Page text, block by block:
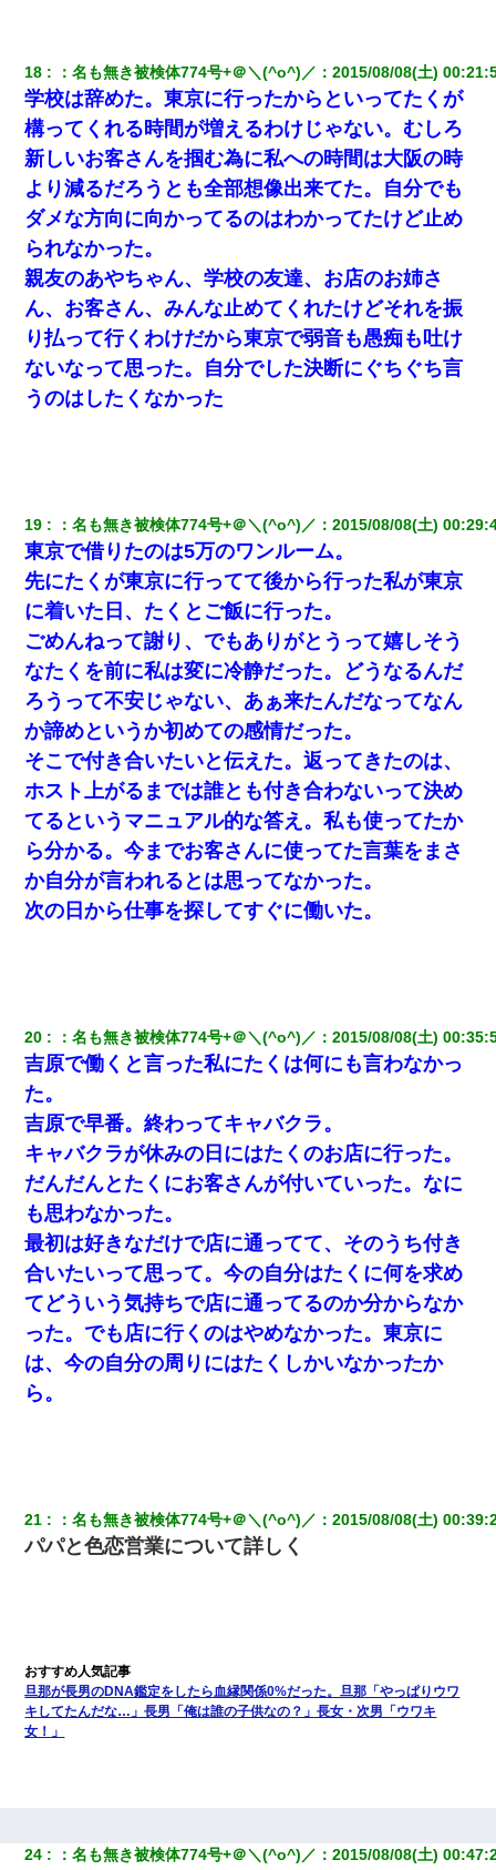
18 ：名も無き被検体774号+＠＼(^o^)／ ：2015/08/08(土)
学校は辞めた。東京に行ったからといってたくが
構ってくれる時間が増えるわけじゃない。むしろ
新しいお客さんを掴む為に私への時間は大阪の時
より減るだろうとも全部想像出来てた。自分でも
ダメな方向に向かってるのはわかってたけど止め
られなかった。
親友のあやちゃん、学校の友達、お店のお姉さ
ん、お客さん、みんな止めてくれたけどそれを振
り払って行くわけだから東京で弱音も愚痴も吐け
ないなって思った。自分でした決断にぐちぐち言
うのはしたくなかった
19 ：名も無き被検体774号+＠＼(^o^)／ ：2015/08/08(土)
東京で借りたのは5万のワンルーム。
先にたくが東京に行ってて後から行った私が東京
に着いた日、たくとご飯に行った。
ごめんねって謝り、でもありがとうって嬉しそう
なたくを前に私は変に冷静だった。どうなるんだ
ろうって不安じゃない、あぁ来たんだなってなん
か諦めというか初めての感情だった。
そこで付き合いたいと伝えた。返ってきたのは、
ホスト上がるまでは誰とも付き合わないって決め
てるというマニュアル的な答え。私も使ってたか
ら分かる。今までお客さんに使ってた言葉をまさ
か自分が言われるとは思ってなかった。
次の日から仕事を探してすぐに働いた。
20 ：名も無き被検体774号+＠＼(^o^)／ ：2015/08/08(土)
吉原で働くと言った私にたくは何にも言わなかっ
た。
吉原で早番。終わってキャバクラ。
キャバクラが休みの日にはたくのお店に行った。
だんだんとたくにお客さんが付いていった。なに
も思わなかった。
最初は好きなだけで店に通ってて、そのうち付き
合いたいって思って。今の自分はたくに何を求め
てどういう気持ちで店に通ってるのか分からなか
った。でも店に行くのはやめなかった。東京に
は、今の自分の周りにはたくしかいなかったか
ら。
21 ：名も無き被検体774号+＠＼(^o^)／ ：2015/08/08(土)
パパと色恋営業について詳しく
旦那が長男のDNA鑑定をしたら血縁関係0%だった。旦那「やっぱりウワ
キしてたんだな…」長男「俺は誰の子供なの？」長女・次男「ウワキ
女！」
24 ：名も無き被検体774号+＠＼(^o^)／ ：2015/08/08(土)